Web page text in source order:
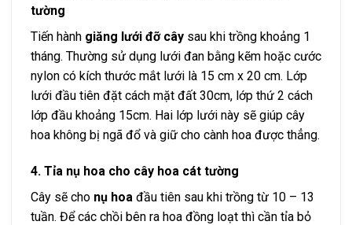
tường
Tiến hành giăng lưới đỡ cây sau khi trồng khoảng 1
tháng. Thường sử dụng lưới đan bằng kẽm hoặc cước
nylon có kích thước mắt lưới là 15 cm x 20 cm. Lớp
lưới đầu tiên đặt cách mặt đất 30cm, lớp thứ 2 cách
lớp đầu khoảng 15cm. Hai lớp lưới này sẽ giúp cây
hoa không bị ngã đổ và giữ cho cành hoa được thẳng.
4. Tỉa nụ hoa cho cây hoa cát tường
Cây sẽ cho nụ hoa đầu tiên sau khi trồng từ 10 – 13
tuần. Để các chồi bên ra hoa đồng loạt thì cần tỉa bỏ